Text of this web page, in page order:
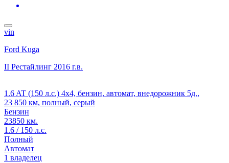
vin
Ford Kuga
II Рестайлинг 2016 г.в.
1.6 AT (150 л.с.) 4x4, бензин, автомат, внедорожник 5д.,
23 850 км, полный, серый
Бензин
23850 км.
1.6 / 150 л.с.
Полный
Автомат
1 владелец